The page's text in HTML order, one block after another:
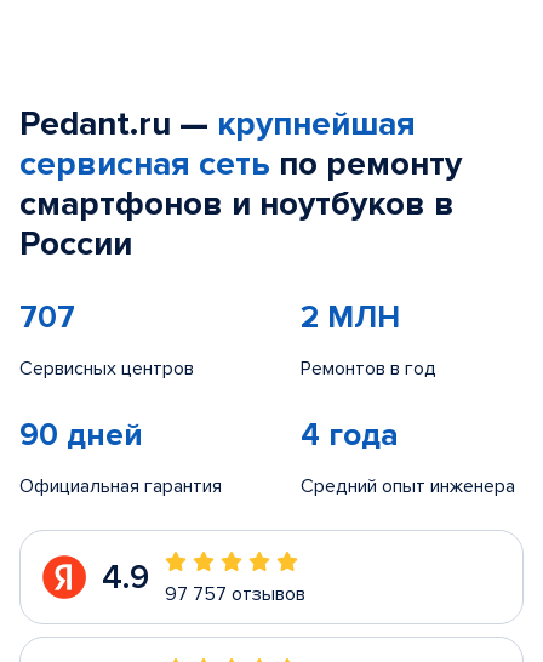
Pedant.ru — крупнейшая
сервисная сеть по ремонту
смартфонов и ноутбуков в
России
707
Сервисных центров
2 МЛН
Ремонтов в год
90 дней
Официальная гарантия
4 года
Средний опыт инженера
4.9 97 757 отзывов